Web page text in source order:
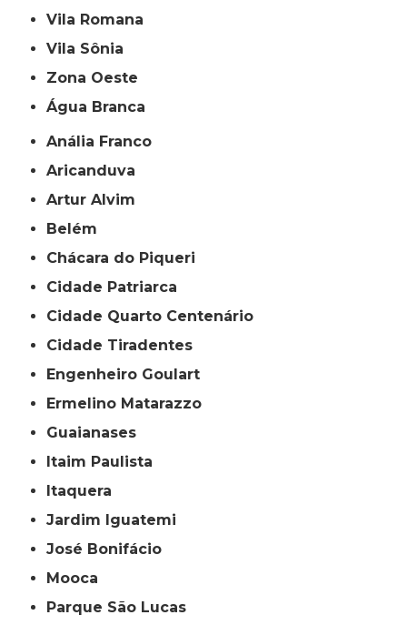
Vila Romana
Vila Sônia
Zona Oeste
Água Branca
Anália Franco
Aricanduva
Artur Alvim
Belém
Chácara do Piqueri
Cidade Patriarca
Cidade Quarto Centenário
Cidade Tiradentes
Engenheiro Goulart
Ermelino Matarazzo
Guaianases
Itaim Paulista
Itaquera
Jardim Iguatemi
José Bonifácio
Mooca
Parque São Lucas